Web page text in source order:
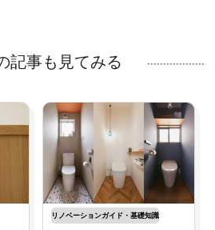
記事も見てみる
リノベーションガイド・基礎知識